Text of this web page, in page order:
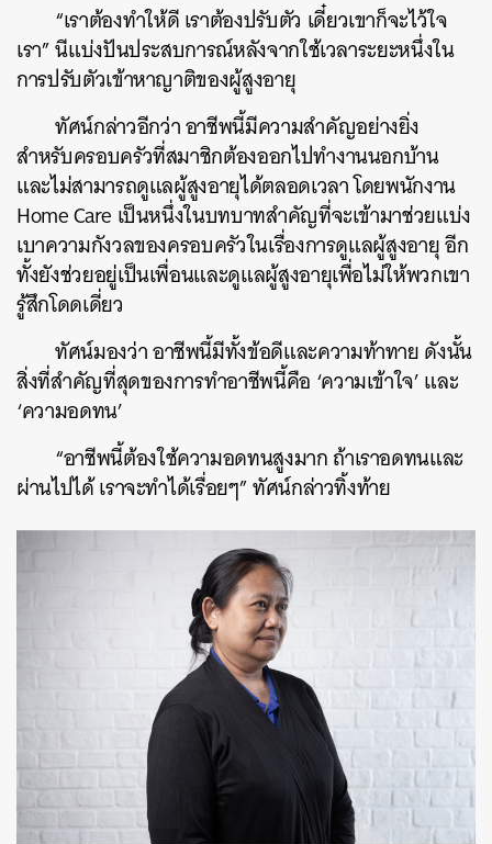
“เราต้องทำให้ดี เราต้องปรับตัว เดี๋ยวเขาก็จะไว้ใจ
เรา” นีแบ่งปันประสบการณ์หลังจากใช้เวลาระยะหนึ่งใน
การปรับตัวเข้าหาญาติของผู้สูงอายุ
ทัศน์กล่าวอีกว่า อาชีพนี้มีความสำคัญอย่างยิ่ง
สำหรับครอบครัวที่สมาชิกต้องออกไปทำงานนอกบ้าน
และไม่สามารถดูแลผู้สูงอายุได้ตลอดเวลา โดยพนักงาน
Home Care เป็นหนึ่งในบทบาทสำคัญที่จะเข้ามาช่วยแบ่ง
เบาความกังวลของครอบครัวในเรื่องการดูแลผู้สูงอายุ อีก
ทั้งยังช่วยอยู่เป็นเพื่อนและดูแลผู้สูงอายุเพื่อไม่ให้พวกเขา
รู้สึกโดดเดี่ยว
ทัศน์มองว่า อาชีพนี้มีทั้งข้อดีและความท้าทาย ดังนั้น
สิ่งที่สำคัญที่สุดของการทำอาชีพนี้คือ ‘ความเข้าใจ’ และ
‘ความอดทน’
“อาชีพนี้ต้องใช้ความอดทนสูงมาก ถ้าเราอดทนและ
ผ่านไปได้ เราจะทำได้เรื่อยๆ” ทัศน์กล่าวทิ้งท้าย